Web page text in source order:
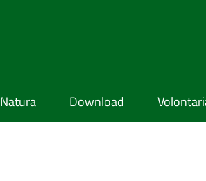
Natura Download